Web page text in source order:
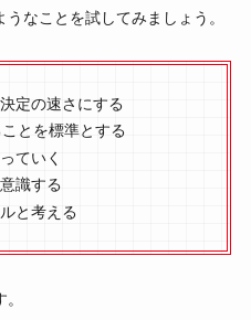
なことを試してみましょう。
定の速さにする
とを標準とする
ていく
識する
と考える